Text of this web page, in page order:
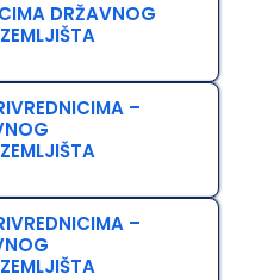
DRŽAVNOG
–
–